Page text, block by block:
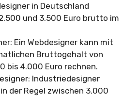
in Deutschland
und 3.500 Euro brutto im
Ein Webdesigner kann mit
Bruttogehalt von
bis 4.000 Euro rechnen.
Industriedesigner
der Regel zwischen 3.000